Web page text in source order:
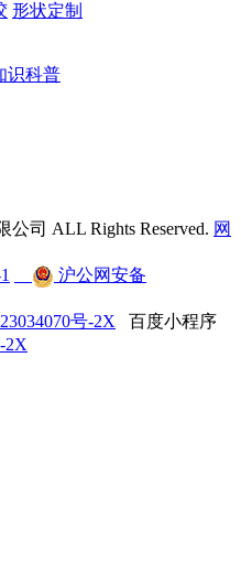
形状定制
识科普
公司 ALL Rights Reserved. 网
沪公网安备
号-2X 百度小程序
2X